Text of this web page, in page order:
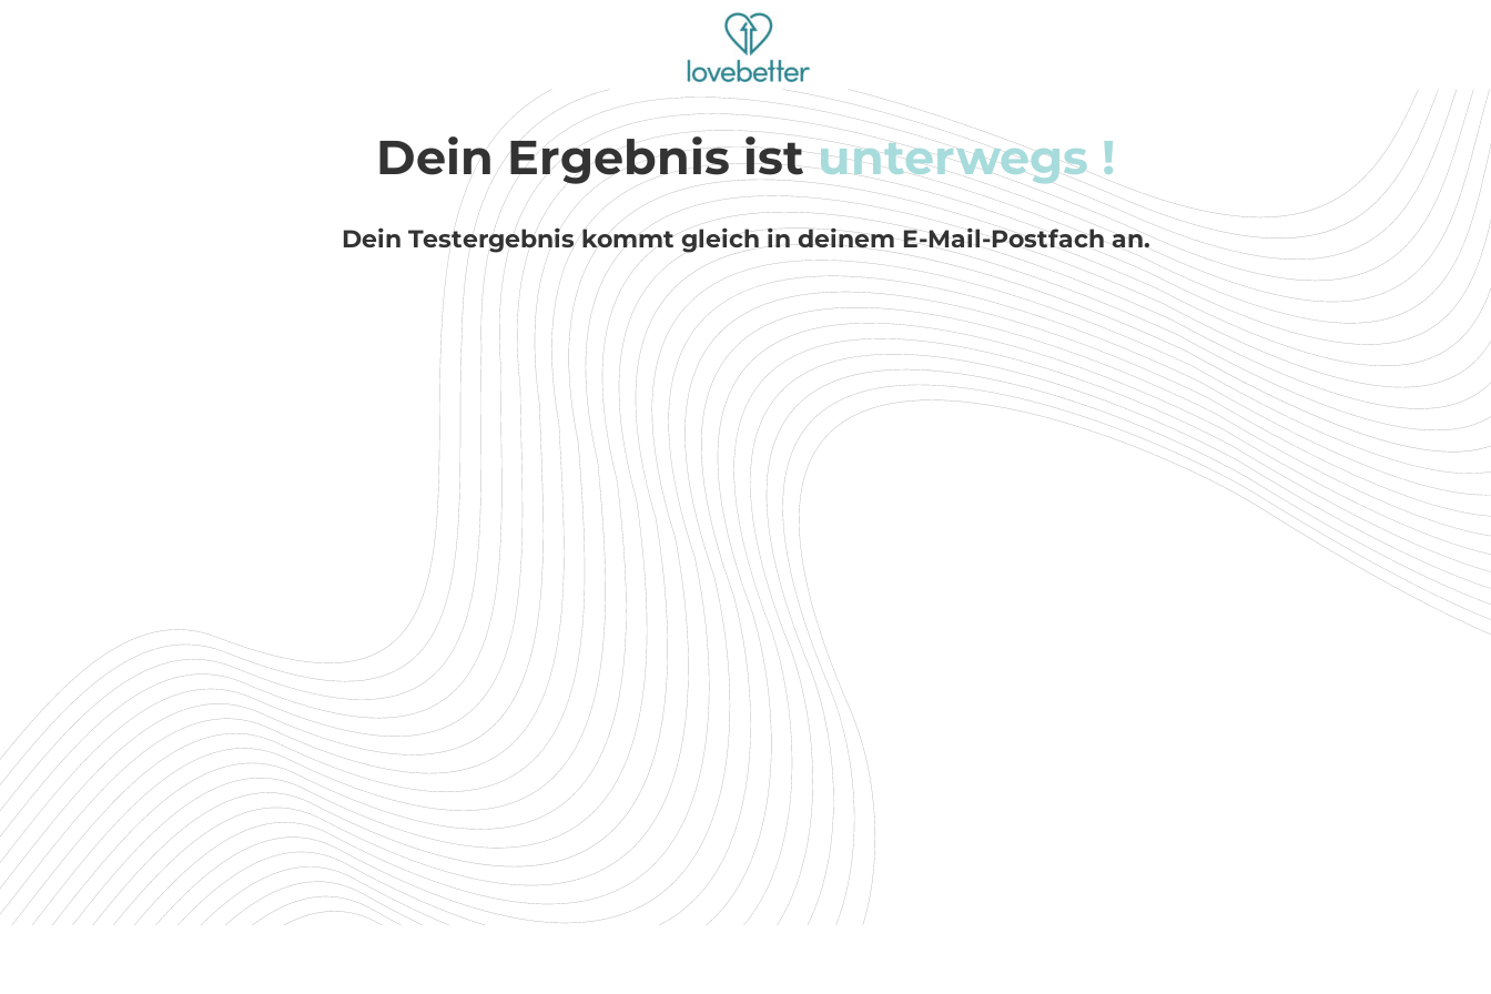
Dein Ergebnis istunterwegs !
Dein Testergebnis kommt gleich in deinem E-Mail-Postfach an.